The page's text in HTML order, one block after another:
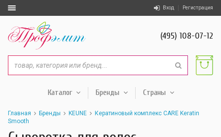
Вход Регистрация
(495) 108-07-12
Каталог Бренды Страны
Главная Бренды KEUNE
Кератиновый комплекс CARE Keratin
Smooth